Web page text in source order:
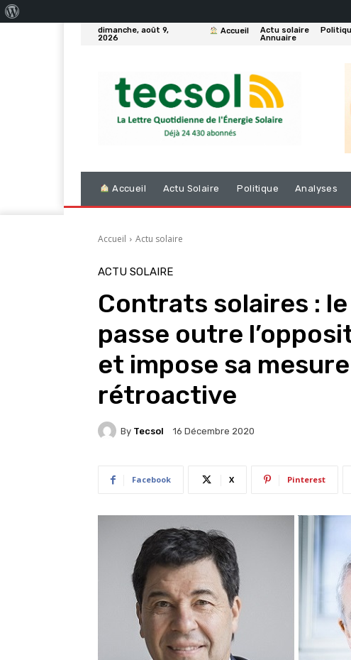
dimanche, août 9,
2026
Accueil Actu solaire
Annuaire
Accueil Actu Solaire Politique Analyses
Accueil Actu solaire
ACTU SOLAIRE
Contrats solaires :
passe outre
et impose sa
rétroactive
By Tecsol 16 Décembre 2020
Facebook X Pinterest